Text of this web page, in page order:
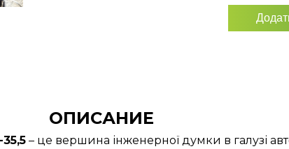
ОПИСАНИЕ
– це вершина інженерної думки в галузі